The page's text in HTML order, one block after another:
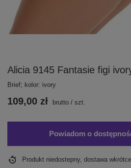
Alicia 9145 Fantasie figi
Brief; kolor: ivory
109,00 zł brutto / szt.
Powiadom o
Produkt niedostepny, dostawa wkrótce